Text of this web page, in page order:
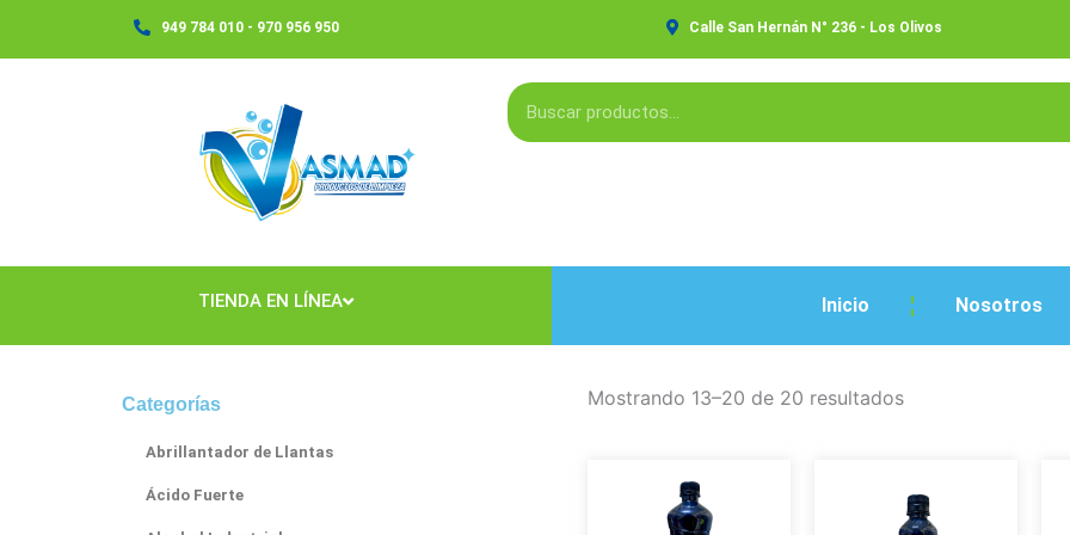
949 784 010 - 970 956 950 Calle San Hernán N° 236 - Los Olivos
TIENDA EN LÍNEA Inicio Nosotros
Categorías
Abrillantador de Llantas
Ácido Fuerte
Mostrando 13–20 de 20 resultados